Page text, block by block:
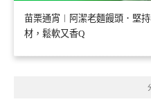
苗栗通宵︱阿潔老麵饅頭．堅
材，鬆軟又香Q